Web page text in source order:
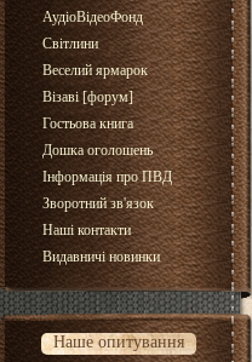
АудіоВідеоФонд
Світлини
Веселий ярмарок
Візаві [форум]
Гостьова книга
Дошка оголошень
Інформація про ПВД
Зворотний зв'язок
Наші контакти
Видавничі новинки
Наше опитування